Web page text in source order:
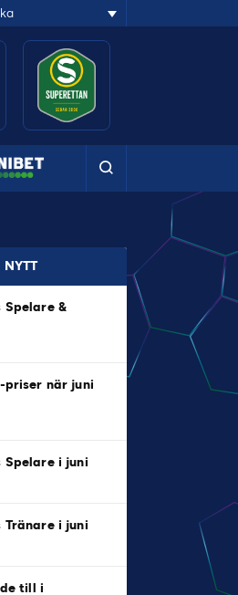
NYTT
Spelare &
priser när juni
Spelare i juni
Tränare i juni
till i